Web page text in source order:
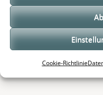
Cookie-Richtlinie
01/08/2023